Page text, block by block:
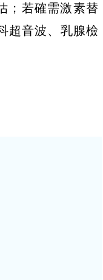
；若確需激素替
超音波、乳腺檢